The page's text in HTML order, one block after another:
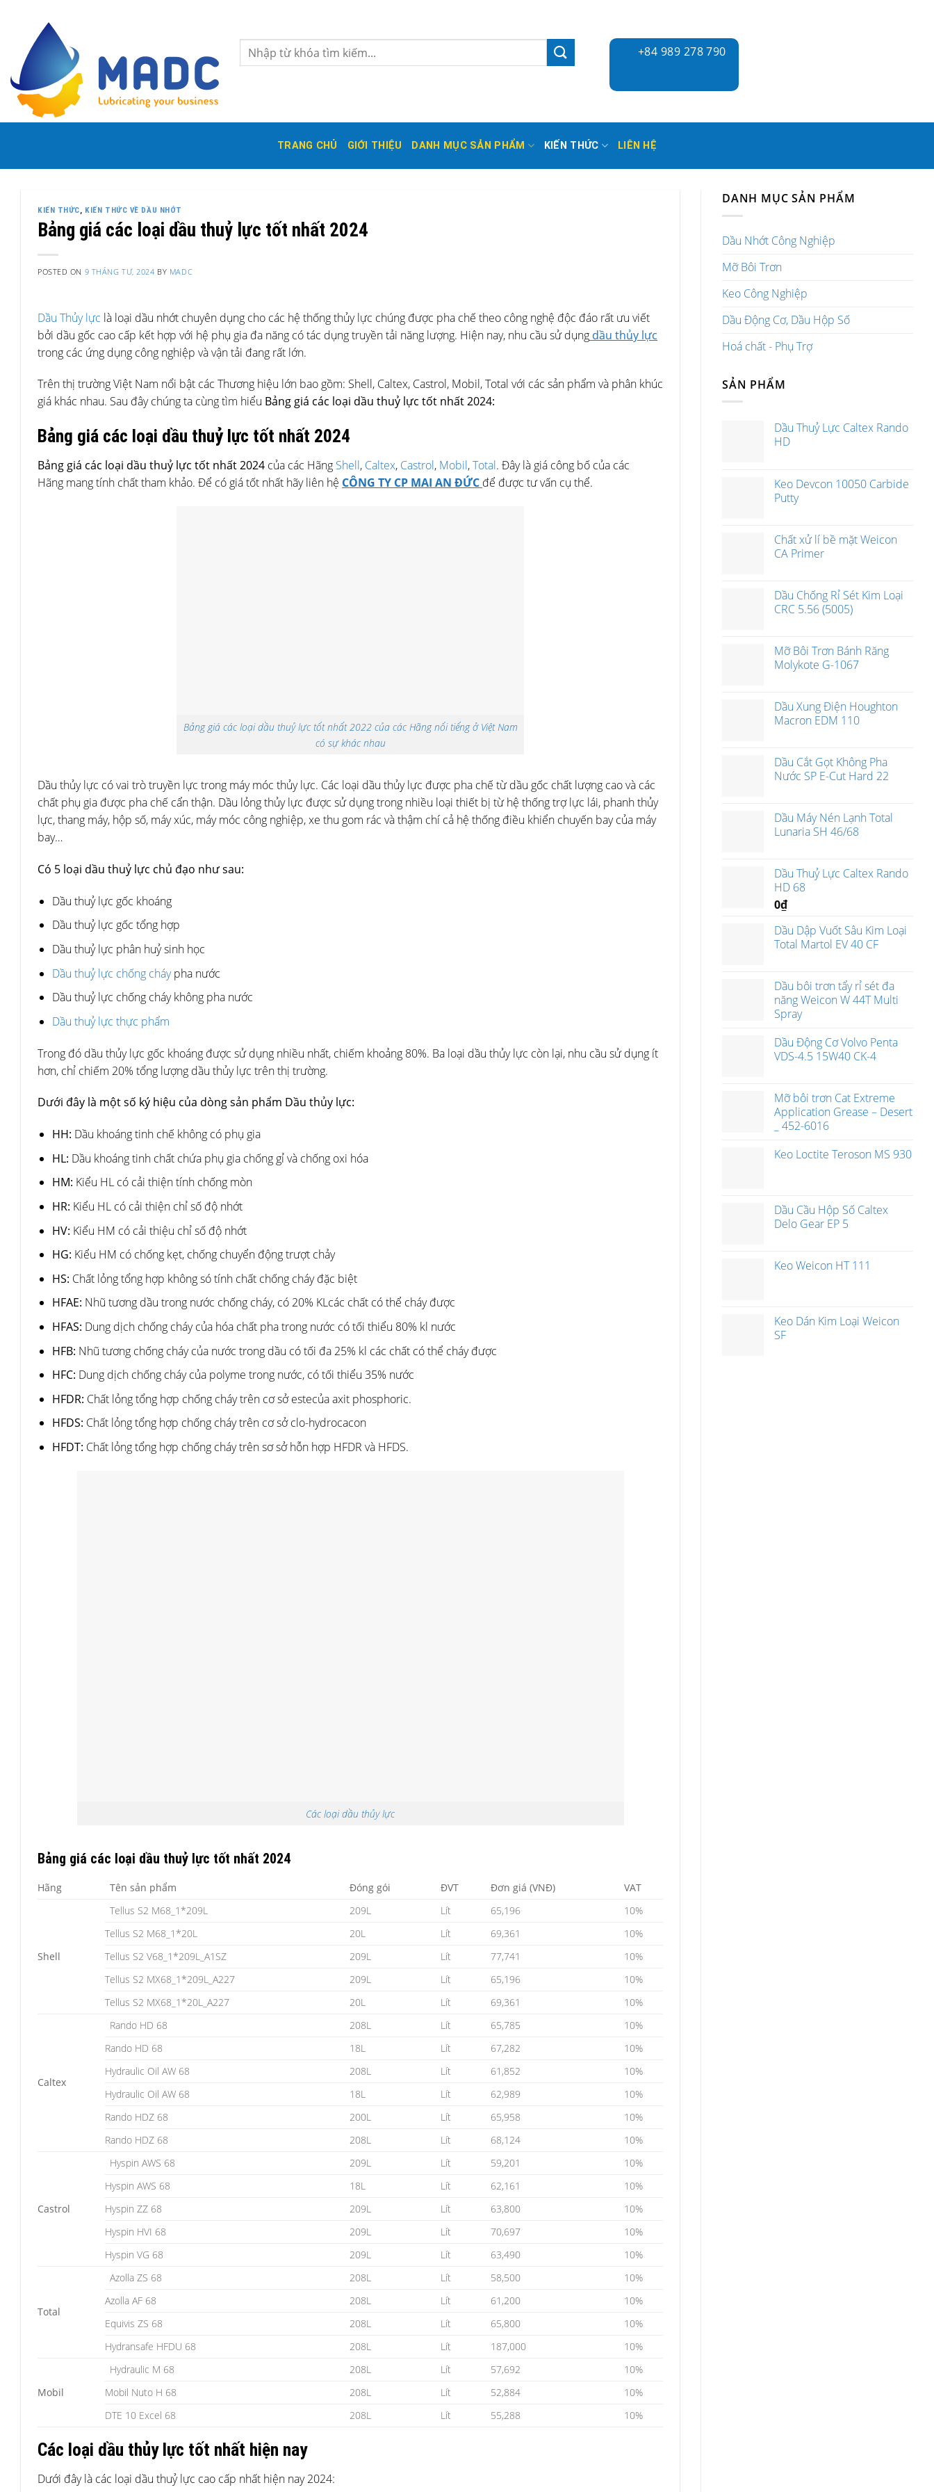
to
content
Tìm
kiếm:
+84 989 278 790
TRANG CHỦ GIỚI THIỆU DANH MỤC SẢN PHẨM KIẾN THỨC LIÊN HỆ
KIẾN THỨC, KIẾN THỨC VỀ DẦU NHỚT
Bảng giá các loại dầu thuỷ lực tốt nhất 2024
POSTED ON 9 THÁNG TƯ, 2024 BY MADC
Dầu Thủy lực là loại dầu nhớt chuyên dụng cho các hệ thống thủy lực chúng được pha chế theo công nghệ độc đáo rất ưu viết
bởi dầu gốc cao cấp kết hợp với hệ phụ gia đa năng có tác dụng truyền tải năng lượng. Hiện nay, nhu cầu sử dụng dầu thủy lực
trong các ứng dụng công nghiệp và vận tải đang rất lớn.
Trên thị trường Việt Nam nổi bật các Thương hiệu lớn bao gồm: Shell, Caltex, Castrol, Mobil, Total với các sản phẩm và phân khúc
giá khác nhau. Sau đây chúng ta cùng tìm hiểu Bảng giá các loại dầu thuỷ lực tốt nhất 2024:
Bảng giá các loại dầu thuỷ lực tốt nhất 2024
Bảng giá các loại dầu thuỷ lực tốt nhất 2024 của các Hãng Shell, Caltex, Castrol, Mobil,Total. Đây là giá công bố của các
Hãng mang tính chất tham khảo. Để có giá tốt nhất hãy liên hệ CÔNG TY CP MAI AN ĐỨC để được tư vấn cụ thể.
Bảng giá các loại dầu thuỷ lực tốt nhất 2022 của các Hãng nổi tiếng ở Việt Nam
có sự khác nhau
Dầu thủy lực có vai trò truyền lực trong máy móc thủy lực. Các loại dầu thủy lực được pha chế từ dầu gốc chất lượng cao và các
chất phụ gia được pha chế cẩn thận. Dầu lỏng thủy lực được sử dụng trong nhiều loại thiết bị từ hệ thống trợ lực lái, phanh thủy
lực, thang máy, hộp số, máy xúc, máy móc công nghiệp, xe thu gom rác và thậm chí cả hệ thống điều khiển chuyến bay của máy
bay…
Có 5 loại dầu thuỷ lực chủ đạo như sau:
Dầu thuỷ lực gốc khoáng
Dầu thuỷ lực gốc tổng hợp
Dầu thuỷ lực phân huỷ sinh học
Dầu thuỷ lực chống cháypha nước
Dầu thuỷ lực chống cháy không pha nước
Dầu thuỷ lực thực phẩm
Trong đó dầu thủy lực gốc khoáng được sử dụng nhiều nhất, chiếm khoảng 80%. Ba loại dầu thủy lực còn lại, nhu cầu sử dụng ít
hơn, chỉ chiếm 20% tổng lượng dầu thủy lực trên thị trường.
Dưới đây là một số ký hiệu của dòng sản phẩm Dầu thủy lực:
HH: Dầu khoáng tinh chế không có phụ gia
HL: Dầu khoáng tinh chất chứa phụ gia chống gỉ và chống oxi hóa
HM: Kiểu HL có cải thiện tính chống mòn
HR: Kiểu HL có cải thiện chỉ số độ nhớt
HV: Kiểu HM có cải thiệu chỉ số độ nhớt
HG: Kiểu HM có chống kẹt, chống chuyển động trượt chảy
HS: Chất lỏng tổng hợp không só tính chất chống cháy đặc biệt
HFAE: Nhũ tương dầu trong nước chống cháy, có 20% KLcác chất có thể cháy được
HFAS: Dung dịch chống cháy của hóa chất pha trong nước có tối thiểu 80% kl nước
HFB: Nhũ tương chống cháy của nước trong dầu có tối đa 25% kl các chất có thể cháy được
HFC: Dung dịch chống cháy của polyme trong nước, có tối thiểu 35% nước
HFDR: Chất lỏng tổng hợp chống cháy trên cơ sở estecủa axit phosphoric.
HFDS: Chất lỏng tổng hợp chống cháy trên cơ sở clo-hydrocacon
HFDT: Chất lỏng tổng hợp chống cháy trên sơ sở hỗn hợp HFDR và HFDS.
Các loại dầu thủy lực
Bảng giá các loại dầu thuỷ lực tốt nhất 2024
Hãng Tên sản phẩm Đóng gói ĐVT Đơn giá (VNĐ) VAT
Shell
Tellus S2 M68_1*209L 209L Lít 65,196
10%
Tellus S2 M68_1*20L
20L Lít 69,361
10%
Tellus S2 V68_1*209L_A1SZ
209L Lít 77,741
10%
Tellus S2 MX68_1*209L_A227
209L Lít 65,196
10%
Tellus S2 MX68_1*20L_A227
20L Lít 69,361 10%
Caltex
Rando HD 68 208L Lít 65,785
10%
Rando HD 68
18L Lít 67,282
10%
Hydraulic Oil AW 68
208L Lít 61,852
10%
Hydraulic Oil AW 68
18L Lít 62,989
10%
Rando HDZ 68
200L Lít 65,958
10%
Rando HDZ 68
208L Lít 68,124 10%
Castrol
Hyspin AWS 68 209L Lít 59,201
10%
Hyspin AWS 68
18L Lít 62,161
10%
Hyspin ZZ 68
209L Lít 63,800
10%
Hyspin HVI 68
209L Lít 70,697
10%
Hyspin VG 68
209L Lít 63,490 10%
Total
Azolla ZS 68 208L Lít 58,500
10%
Azolla AF 68
208L Lít 61,200
10%
Equivis ZS 68
208L Lít 65,800
10%
Hydransafe HFDU 68
208L Lít 187,000 10%
Mobil
Hydraulic M 68 208L Lít 57,692
10%
Mobil Nuto H 68
208L Lít 52,884
10%
DTE 10 Excel 68
208L Lít 55,288 10%
Các loại dầu thủy lực tốt nhất hiện nay
Dưới đây là các loại dầu thuỷ lực cao cấp nhất hiện nay 2024:
DANH MỤC SẢN PHẨM
Dầu Nhớt Công Nghiệp
Mỡ Bôi Trơn
Keo Công Nghiệp
Dầu Động Cơ, Dầu Hộp Số
Hoá chất - Phụ Trợ
SẢN PHẨM
Dầu Thuỷ Lực Caltex Rando
HD
Keo Devcon 10050 Carbide
Putty
Chất xử lí bề mặt Weicon
CA Primer
Dầu Chống Rỉ Sét Kim Loại
CRC 5.56 (5005)
Mỡ Bôi Trơn Bánh Răng
Molykote G-1067
Dầu Xung Điện Houghton
Macron EDM 110
Dầu Cắt Gọt Không Pha
Nước SP E-Cut Hard 22
Dầu Máy Nén Lạnh Total
Lunaria SH 46/68
Dầu Thuỷ Lực Caltex Rando
HD 68
0₫
Dầu Dập Vuốt Sâu Kim Loại
Total Martol EV 40 CF
Dầu bôi trơn tẩy rỉ sét đa
năng Weicon W 44T Multi
Spray
Dầu Động Cơ Volvo Penta
VDS-4.5 15W40 CK-4
Mỡ bôi trơn Cat Extreme
Application Grease – Desert
_ 452-6016
Keo Loctite Teroson MS 930
Dầu Cầu Hộp Số Caltex
Delo Gear EP 5
Keo Weicon HT 111
Keo Dán Kim Loại Weicon
SF